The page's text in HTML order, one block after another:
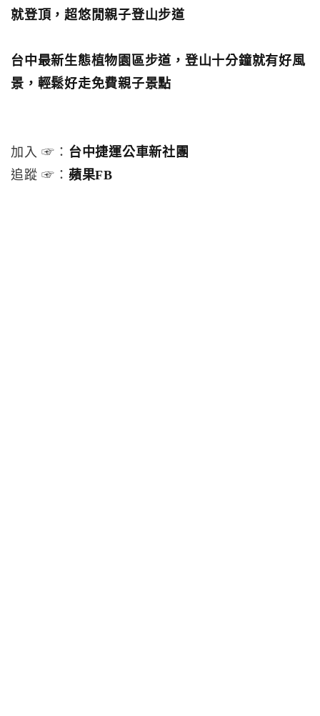
就登頂，超悠閒親子登山步道
台中最新生態植物園區步道，登山十分鐘就有好風
景，輕鬆好走免費親子景點
加入 ☞： 台中捷運公車新社團
追蹤 ☞： 蘋果FB